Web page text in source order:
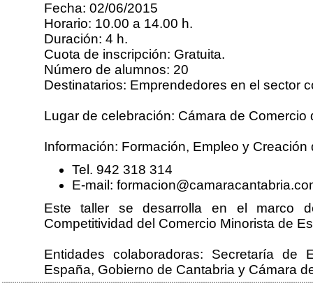
Fecha: 02/06/2015
Horario: 10.00 a 14.00 h.
Duración: 4 h.
Cuota de inscripción: Gratuita.
Número de alumnos: 20
Destinatarios: Emprendedores en el sector
Lugar de celebración: Cámara de Comercio
Información: Formación, Empleo y Creación
Tel. 942 318 314
E-mail:
Este taller se desarrolla en el marco
Competitividad del Comercio Minorista de
Entidades colaboradoras: Secretaría de
España, Gobierno de Cantabria y Cámara